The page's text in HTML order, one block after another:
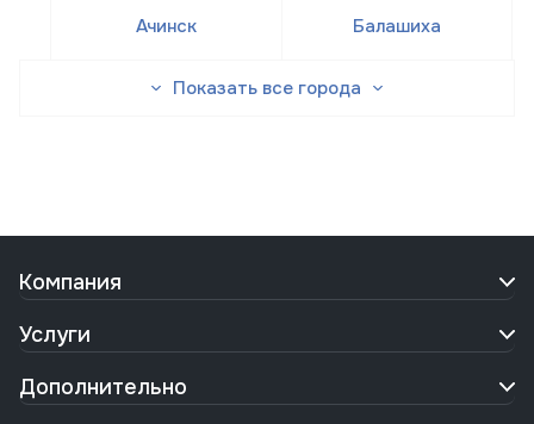
Ачинск Балашиха
Показать все города
Компания
Услуги
Дополнительно